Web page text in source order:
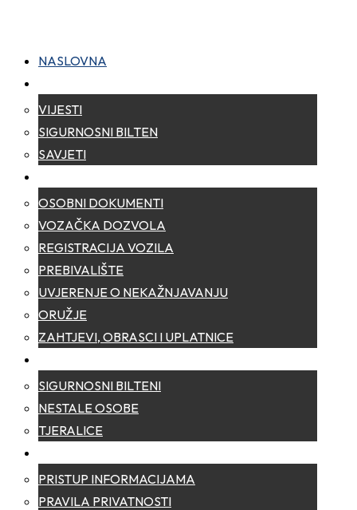
NASLOVNA
VIJESTI
SIGURNOSNI BILTEN
SAVJETI
OSOBNI DOKUMENTI
VOZAČKA DOZVOLA
REGISTRACIJA VOZILA
PREBIVALIŠTE
UVJERENJE O NEKAŽNJAVANJU
ORUŽJE
ZAHTJEVI, OBRASCI I UPLATNICE
SIGURNOSNI BILTENI
NESTALE OSOBE
TJERALICE
PRISTUP INFORMACIJAMA
PRAVILA PRIVATNOSTI